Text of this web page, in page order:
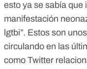
esto ya se sabía que
manifestación
lgtbi”. Estos son
circulando en las
como Twitter